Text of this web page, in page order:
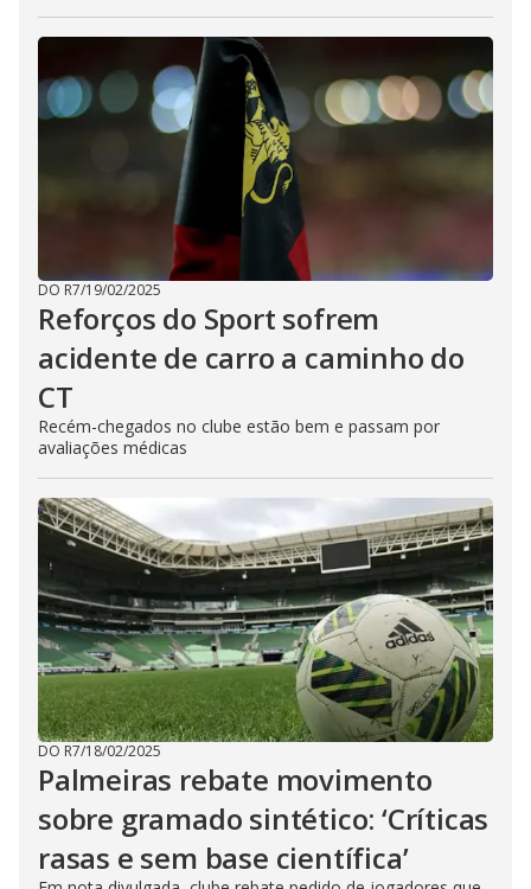
DO R7/19/02/2025
Reforços do Sport sofrem
acidente de carro a caminho do
CT
Recém-chegados no clube estão bem e passam por
avaliações médicas
DO R7/18/02/2025
Palmeiras rebate movimento
sobre gramado sintético: ‘Críticas
rasas e sem base científica’